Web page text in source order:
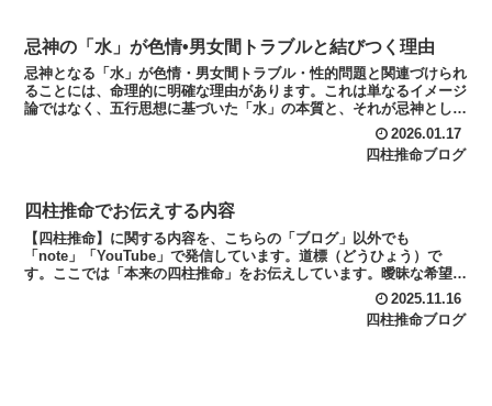
忌神の「水」が色情•男女間トラブルと結びつく理由
忌神となる「水」が色情・男女間トラブル・性的問題と関連づけられ
ることには、命理的に明確な理由があります。これは単なるイメージ
論ではなく、五行思想に基づいた「水」の本質と、それが忌神として
働いた場合の作用を理解すると、自然に説明がつきます。水...
2026.01.17
四柱推命ブログ
四柱推命でお伝えする内容
【四柱推命】に関する内容を、こちらの「ブログ」以外でも
「note」「YouTube」で発信しています。道標（どうひょう）で
す。ここでは「本来の四柱推命」をお伝えしています。曖昧な希望論
ではなく、生まれ持った宿命・運の流れ・その人の限界と可能...
2025.11.16
四柱推命ブログ